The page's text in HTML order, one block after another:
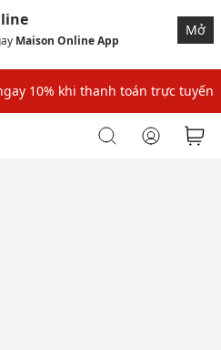
Maison Online App
Mở
10% đơn đầu cho thành viên mới!
10% khi thanh toán trực tuyến
10% đơn đầu cho thành viên mới!